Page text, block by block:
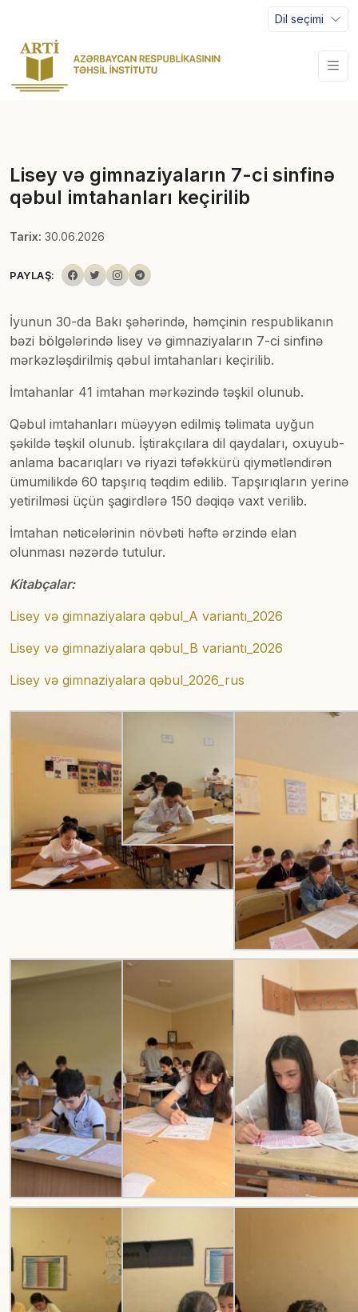
Dil seçimi
Lisey və gimnaziyaların 7-ci sinfinə
qəbul imtahanları keçirilib
Tarix: 30.06.2026
PAYLAŞ:
İyunun 30-da Bakı şəhərində, həmçinin respublikanın
bəzi bölgələrində lisey və gimnaziyaların 7-ci sinfinə
mərkəzləşdirilmiş qəbul imtahanları keçirilib.
İmtahanlar 41 imtahan mərkəzində təşkil olunub.
Qəbul imtahanları müəyyən edilmiş təlimata uyğun
şəkildə təşkil olunub. İştirakçılara dil qaydaları, oxuyub-
anlama bacarıqları və riyazi təfəkkürü qiymətləndirən
ümumilikdə 60 tapşırıq təqdim edilib. Tapşırıqların yerinə
yetirilməsi üçün şagirdlərə 150 dəqiqə vaxt verilib.
İmtahan nəticələrinin növbəti həftə ərzində elan
olunması nəzərdə tutulur.
Kitabçalar:
Lisey və gimnaziyalara qəbul_A variantı_2026
Lisey və gimnaziyalara qəbul_B variantı_2026
Lisey və gimnaziyalara qəbul_2026_rus